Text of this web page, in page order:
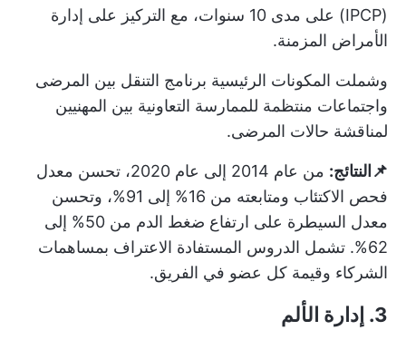
(IPCP) على مدى 10 سنوات، مع التركيز على إدارة
الأمراض المزمنة.
وشملت المكونات الرئيسية برنامج التنقل بين المرضى
واجتماعات منتظمة للممارسة التعاونية بين المهنيين
لمناقشة حالات المرضى.
📌النتائج:
من عام 2014 إلى عام 2020، تحسن معدل
فحص الاكتئاب ومتابعته من 16% إلى 91%، وتحسن
معدل السيطرة على ارتفاع ضغط الدم من 50% إلى
62%. تشمل الدروس المستفادة الاعتراف بمساهمات
الشركاء وقيمة كل عضو في الفريق.
3. إدارة الألم